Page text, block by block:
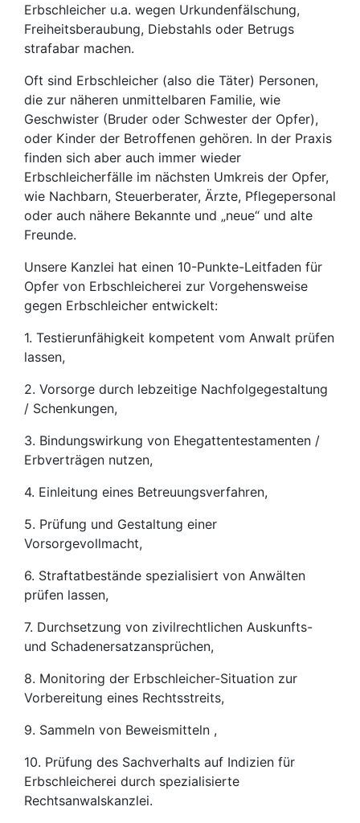
Erbschleicher u.a. wegen Urkundenfälschung,
Freiheitsberaubung, Diebstahls oder Betrugs
strafabar machen.
Oft sind Erbschleicher (also die Täter) Personen,
die zur näheren unmittelbaren Familie, wie
Geschwister (Bruder oder Schwester der Opfer),
oder Kinder der Betroffenen gehören. In der Praxis
finden sich aber auch immer wieder
Erbschleicherfälle im nächsten Umkreis der Opfer,
wie Nachbarn, Steuerberater, Ärzte, Pflegepersonal
oder auch nähere Bekannte und „neue“ und alte
Freunde.
Unsere Kanzlei hat einen 10-Punkte-Leitfaden für
Opfer von Erbschleicherei zur Vorgehensweise
gegen Erbschleicher entwickelt:
1. Testierunfähigkeit kompetent vom Anwalt prüfen
lassen,
2. Vorsorge durch lebzeitige Nachfolgegestaltung
/ Schenkungen,
3. Bindungswirkung von Ehegattentestamenten /
Erbverträgen nutzen,
4. Einleitung eines Betreuungsverfahren,
5. Prüfung und Gestaltung einer
Vorsorgevollmacht,
6. Straftatbestände spezialisiert von Anwälten
prüfen lassen,
7. Durchsetzung von zivilrechtlichen Auskunfts-
und Schadenersatzansprüchen,
8. Monitoring der Erbschleicher-Situation zur
Vorbereitung eines Rechtsstreits,
9. Sammeln von Beweismitteln ,
10. Prüfung des Sachverhalts auf Indizien für
Erbschleicherei durch spezialisierte
Rechtsanwalskanzlei.